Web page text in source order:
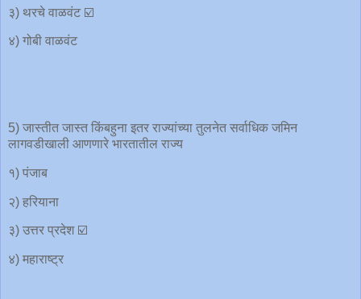
३) थरचे वाळवंट ☑️
४) गोबी वाळवंट
5) जास्तीत जास्त किंबहुना इतर राज्यांच्या तुलनेत सर्वाधिक जमिन
लागवडीखाली आणणारे भारतातील राज्य
१) पंजाब
२) हरियाना
३) उत्तर प्रदेश ☑️
४) महाराष्ट्र